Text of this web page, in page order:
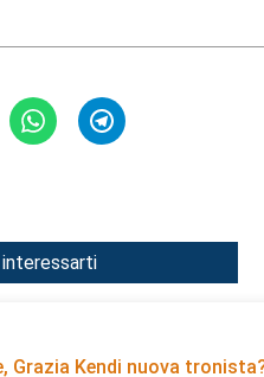
Grazia Kendi nuova